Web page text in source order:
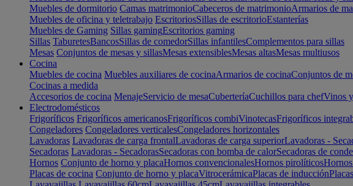
Muebles de dormitorio Camas matrimonioCabeceros de matrimonioArmarios de
Muebles de oficina y teletrabajo EscritoriosSillas de escritorioEstanterías
Muebles de Gaming Sillas gamingEscritorios gaming
Sillas TaburetesBancosSillas de comedorSillas infantilesComplementos para sillas
Mesas Conjuntos de mesas y sillasMesas extensiblesMesas altasMesas multiusos
Cocina
Muebles de cocina Muebles auxiliares de cocinaArmarios de cocinaConjuntos de
Cocinas a medida
Accesorios de cocina MenajeServicio de mesaCuberteríaCuchillos para chefVinos
Electrodomésticos
Frigoríficos Frigoríficos americanosFrigoríficos combiVinotecasFrigoríficos
Congeladores Congeladores verticalesCongeladores horizontales
Lavadoras Lavadoras de carga frontalLavadoras de carga superiorLavadoras -
Secadoras Lavadoras - SecadorasSecadoras con bomba de calorSecadoras de
Hornos Conjunto de horno y placaHornos convencionalesHornos pirolíticos
Placas de cocina Conjunto de horno y placaVitrocerámicaPlacas de inducción